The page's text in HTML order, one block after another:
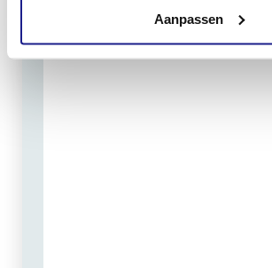
Aanpassen